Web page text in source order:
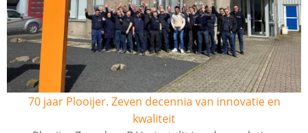
70 jaar Plooijer. Zeven decennia van innovatie en
kwaliteit